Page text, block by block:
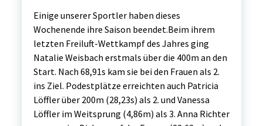
Einige unserer Sportler haben dieses
Wochenende ihre Saison beendet.Beim ihrem
letzten Freiluft-Wettkampf des Jahres ging
Natalie Weisbach erstmals über die 400m an den
Start. Nach 68,91s kam sie bei den Frauen als 2.
ins Ziel. Podestplätze erreichten auch Patricia
Löffler über 200m (28,23s) als 2. und Vanessa
Löffler im Weitsprung (4,86m) als 3. Anna Richter